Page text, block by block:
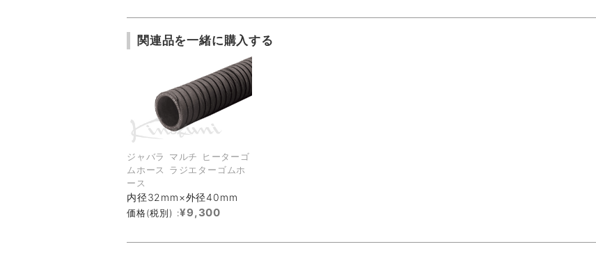
関連品を一緒に購入する
ジャバラ マルチ ヒーターゴ
ムホース ラジエターゴムホ
ース
内径32mm×外径40mm
価格(税別) :¥9,300